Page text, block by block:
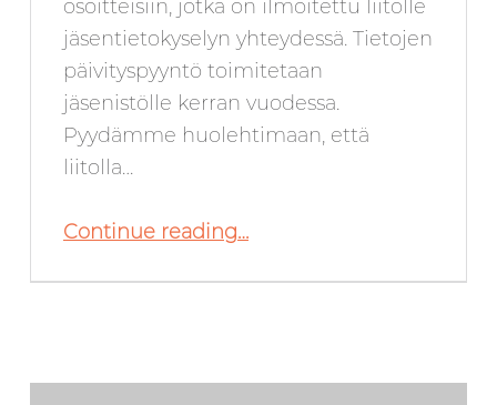
osoitteisiin, jotka on ilmoitettu liitolle
jäsentietokyselyn yhteydessä. Tietojen
päivityspyyntö toimitetaan
jäsenistölle kerran vuodessa.
Pyydämme huolehtimaan, että
liitolla…
Continue reading…